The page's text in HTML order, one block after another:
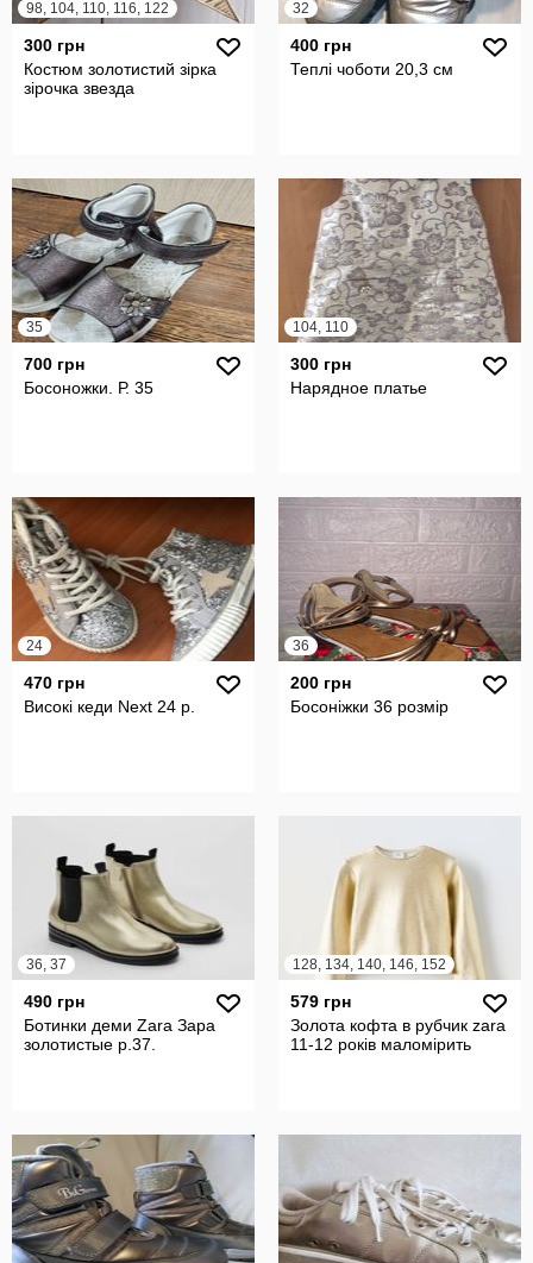
98, 104, 110, 116, 122
300 грн
Костюм золотистий зірка
зірочка звезда
32
400 грн
Теплі чоботи 20,3 см
35
700 грн
Босоножки. Р. 35
104, 110
300 грн
Нарядное платье
24
470 грн
Високі кеди Next 24 р.
36
200 грн
Босоніжки 36 розмір
36, 37
490 грн
Ботинки деми Zara Зара
золотистые р.37.
128, 134, 140, 146, 152
579 грн
Золота кофта в рубчик zara
11-12 років маломірить